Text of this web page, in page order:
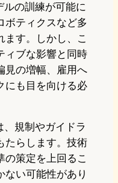
ルの訓練が可能に
ボティクスなど多
ます。しかし、こ
ィブな影響と同時
見の増幅、雇用へ
にも目を向ける必
、規制やガイドラ
たらします。技術
の策定を上回るこ
ない可能性があり